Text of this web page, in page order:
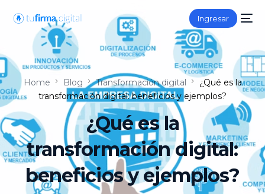
Ingresar
Home Blog Transformación digital
¿Qué es la
transformación digital: beneficios y ejemplos?
¿Qué es la
transformación digital:
beneficios y ejemplos?